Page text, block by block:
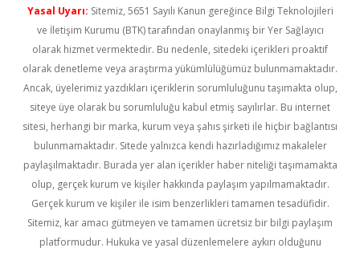
Yasal Uyarı: Sitemiz, 5651 Sayılı Kanun gereğince Bilgi Teknolojileri
ve İletişim Kurumu (BTK) tarafından onaylanmış bir Yer Sağlayıcı
olarak hizmet vermektedir. Bu nedenle, sitedeki içerikleri proaktif
olarak denetleme veya araştırma yükümlülüğümüz bulunmamaktadır.
Ancak, üyelerimiz yazdıkları içeriklerin sorumluluğunu taşımakta olup,
siteye üye olarak bu sorumluluğu kabul etmiş sayılırlar. Bu internet
sitesi, herhangi bir marka, kurum veya şahıs şirketi ile hiçbir bağlantısı
bulunmamaktadır. Sitede yalnızca kendi hazırladığımız makaleler
paylaşılmaktadır. Burada yer alan içerikler haber niteliği taşımamakta
olup, gerçek kurum ve kişiler hakkında paylaşım yapılmamaktadır.
Gerçek kurum ve kişiler ile isim benzerlikleri tamamen tesadüfidir.
Sitemiz, kar amacı gütmeyen ve tamamen ücretsiz bir bilgi paylaşım
platformudur. Hukuka ve yasal düzenlemelere aykırı olduğunu